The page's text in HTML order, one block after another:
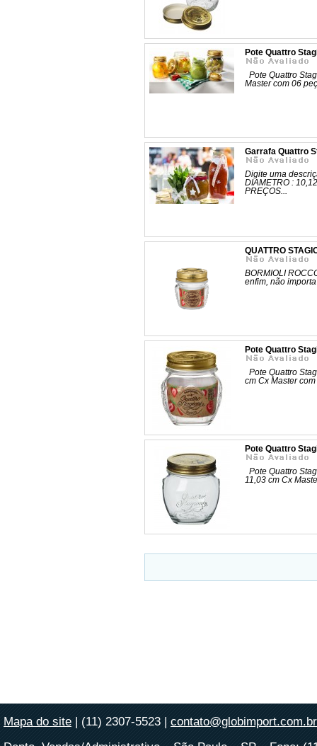
Pote Quattro
Pote Quattro
Master com 06
Garrafa Quattro
Digite uma
DIAMETRO :
PREÇOS...
QUATTRO
BORMIOLI
enfim, não
Pote Quattro
Pote Quattro
cm Cx Master
Pote Quattro
Pote Quattro
11,03 cm Cx
Mapa do site | (11) 2307-5523 | contato@globimport.com.br